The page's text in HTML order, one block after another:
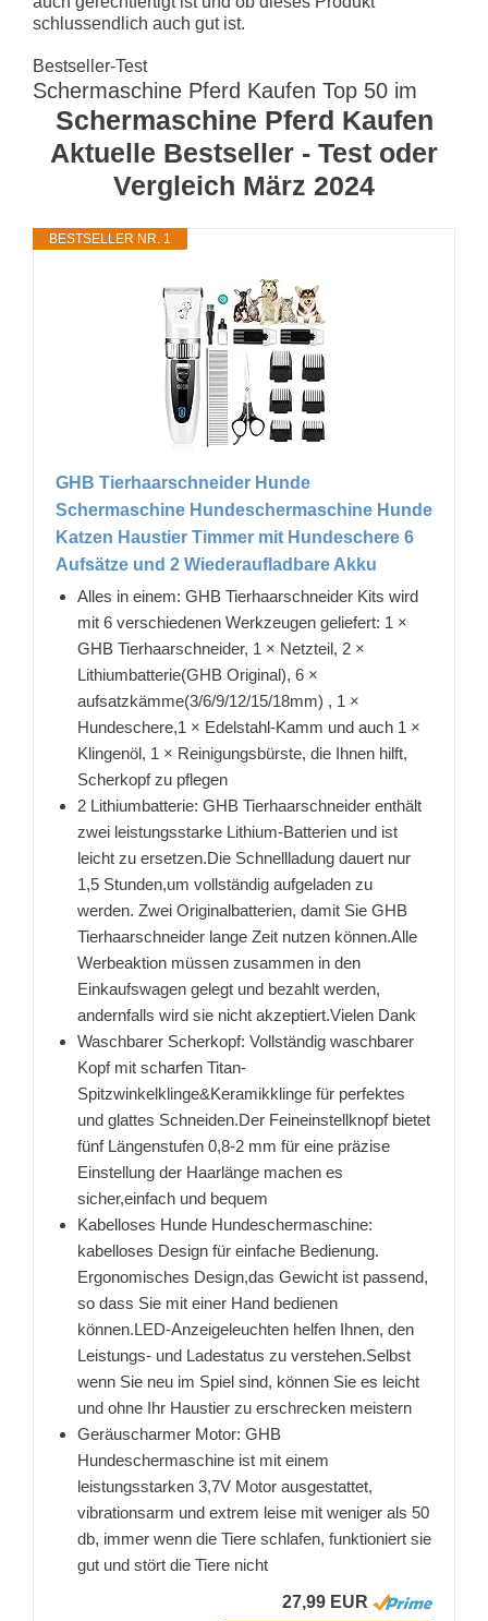
schlussendlich auch gut ist.
Bestseller-Test
Schermaschine Pferd Kaufen Top 50 im
Schermaschine Pferd Kaufen
Aktuelle Bestseller - Test oder
Vergleich März 2024
BESTSELLER NR. 1
GHB Tierhaarschneider Hunde
Schermaschine Hundeschermaschine Hunde
Katzen Haustier Timmer mit Hundeschere 6
Aufsätze und 2 Wiederaufladbare Akku
Alles in einem: GHB Tierhaarschneider Kits wird
mit 6 verschiedenen Werkzeugen geliefert: 1 ×
GHB Tierhaarschneider, 1 × Netzteil, 2 ×
Lithiumbatterie(GHB Original), 6 ×
aufsatzkämme(3/6/9/12/15/18mm) , 1 ×
Hundeschere,1 × Edelstahl-Kamm und auch 1 ×
Klingenöl, 1 × Reinigungsbürste, die Ihnen hilft,
Scherkopf zu pflegen
2 Lithiumbatterie: GHB Tierhaarschneider enthält
zwei leistungsstarke Lithium-Batterien und ist
leicht zu ersetzen.Die Schnellladung dauert nur
1,5 Stunden,um vollständig aufgeladen zu
werden. Zwei Originalbatterien, damit Sie GHB
Tierhaarschneider lange Zeit nutzen können.Alle
Werbeaktion müssen zusammen in den
Einkaufswagen gelegt und bezahlt werden,
andernfalls wird sie nicht akzeptiert.Vielen Dank
Waschbarer Scherkopf: Vollständig waschbarer
Kopf mit scharfen Titan-
Spitzwinkelklinge&Keramikklinge für perfektes
und glattes Schneiden.Der Feineinstellknopf bietet
fünf Längenstufen 0,8-2 mm für eine präzise
Einstellung der Haarlänge machen es
sicher,einfach und bequem
Kabelloses Hunde Hundeschermaschine:
kabelloses Design für einfache Bedienung.
Ergonomisches Design,das Gewicht ist passend,
so dass Sie mit einer Hand bedienen
können.LED-Anzeigeleuchten helfen Ihnen, den
Leistungs- und Ladestatus zu verstehen.Selbst
wenn Sie neu im Spiel sind, können Sie es leicht
und ohne Ihr Haustier zu erschrecken meistern
Geräuscharmer Motor: GHB
Hundeschermaschine ist mit einem
leistungsstarken 3,7V Motor ausgestattet,
vibrationsarm und extrem leise mit weniger als 50
db, immer wenn die Tiere schlafen, funktioniert sie
gut und stört die Tiere nicht
27,99 EUR